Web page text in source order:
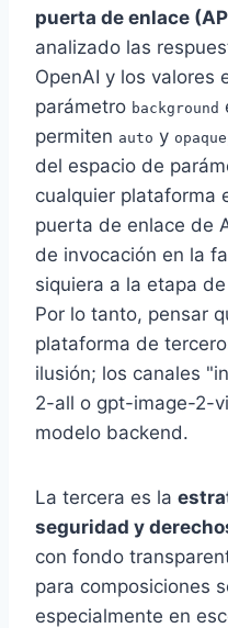
puerta de enlace
analizado las
OpenAI y los valores
parámetro background
permiten auto y opaque
del espacio de
cualquier plataforma
puerta de enlace de
de invocación en la
siquiera a la etapa
Por lo tanto, pensar
plataforma de
ilusión; los canales
2-all o gpt-image-2-
modelo backend.
La tercera es la
seguridad y
con fondo
para composiciones
especialmente en